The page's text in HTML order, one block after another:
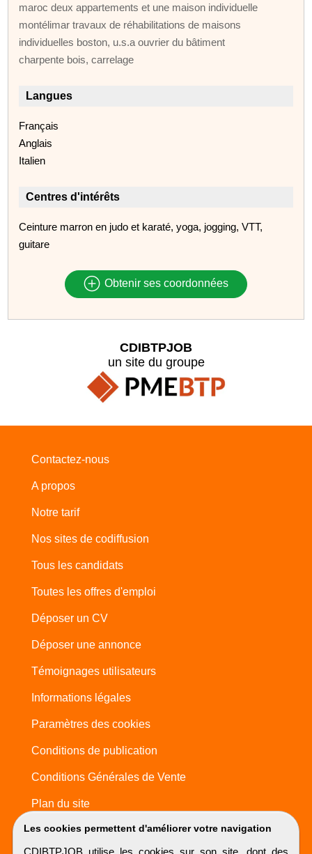
maroc deux appartements et une maison individuelle
montélimar travaux de réhabilitations de maisons
individuelles boston, u.s.a ouvrier du bâtiment
charpente bois, carrelage
Langues
Français
Anglais
Italien
Centres d'intérêts
Ceinture marron en judo et karaté, yoga, jogging, VTT,
guitare
Obtenir ses coordonnées
Les cookies permettent d'améliorer votre navigation
CDIBTPJOB utilise les cookies sur son site, dont des
CDIBTPJOB
un site du groupe
Contactez-nous
A propos
Notre tarif
Nos sites de codiffusion
Tous les candidats
Toutes les offres d'emploi
Déposer un CV
Déposer une annonce
Témoignages utilisateurs
Informations légales
Paramètres des cookies
Conditions de publication
Conditions Générales de Vente
Plan du site